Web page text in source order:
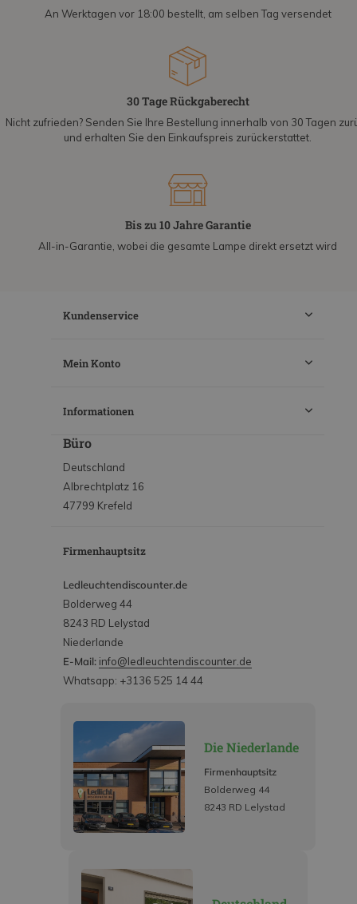
An Werktagen vor 18:00 bestellt, am selben Tag versendet
30 Tage Rückgaberecht
Nicht zufrieden? Senden Sie Ihre Bestellung innerhalb von 30 Tagen
und erhalten Sie den Einkaufspreis zurückerstattet.
Bis zu 10 Jahre Garantie
All-in-Garantie, wobei die gesamte Lampe direkt ersetzt wird
Kundenservice
Mein Konto
Informationen
Büro
Deutschland
Albrechtplatz 16
47799 Krefeld
Firmenhauptsitz
Ledleuchtendiscounter.de
Bolderweg 44
8243 RD Lelystad
Niederlande
E-Mail: info@ledleuchtendiscounter.de
Whatsapp: +3136 525 14 44
Die Niederlande
Firmenhauptsitz
Bolderweg 44
8243 RD Lelystad